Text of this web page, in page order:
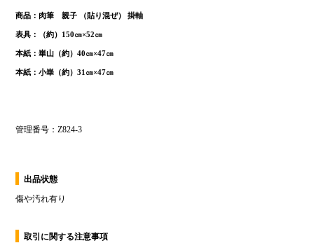
出品状態
傷や汚れ有り
取引に関する注意事項